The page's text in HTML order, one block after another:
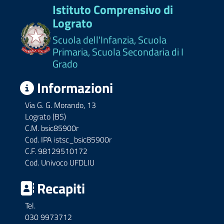
Istituto Comprensivo di
Lograto
Scuola dell'Infanzia, Scuola
Primaria, Scuola Secondaria di I
Grado
Informazioni
Via G. G. Morando, 13
Lograto (BS)
C.M. bsic85900r
Cod. IPA istsc_bsic85900r
C.F. 98129510172
Cod. Univoco UFDLIU
Recapiti
Tel.
030 9973712